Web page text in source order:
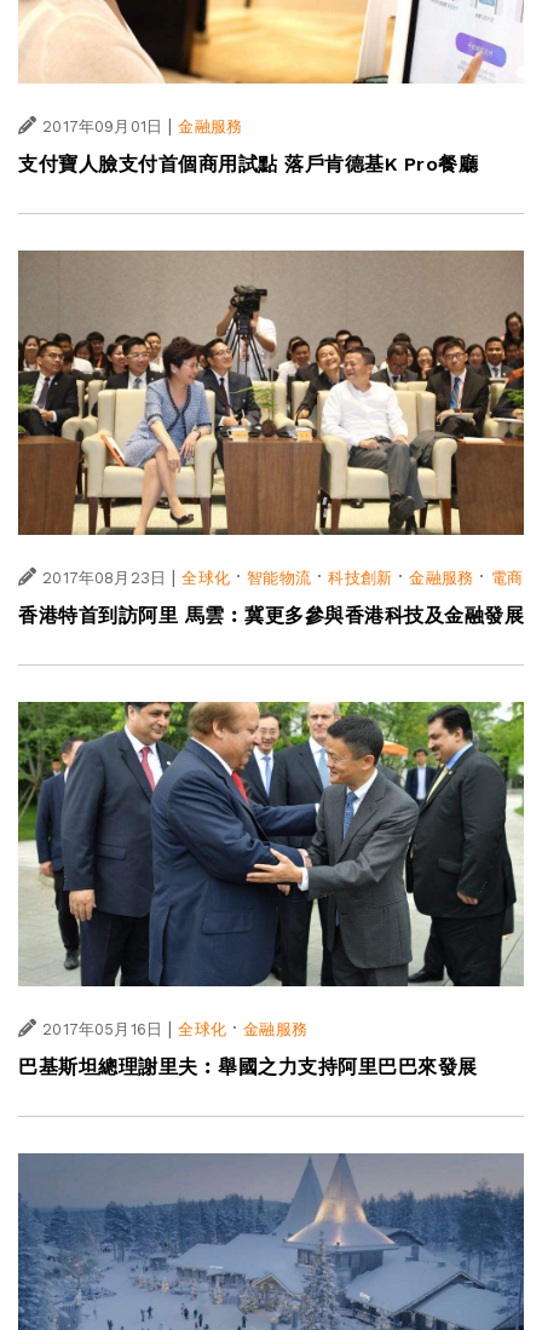
2017年09月01日 | 金融服務
支付寶人臉支付首個商用試點 落戶肯德基K Pro餐廳
2017年08月23日 | 全球化·智能物流·科技創新 ·金融服務 · 電商
香港特首到訪阿里 馬雲︰冀更多參與香港科技及金融發展
2017年05月16日 | 全球化·金融服務
巴基斯坦總理謝里夫︰舉國之力支持阿里巴巴來發展